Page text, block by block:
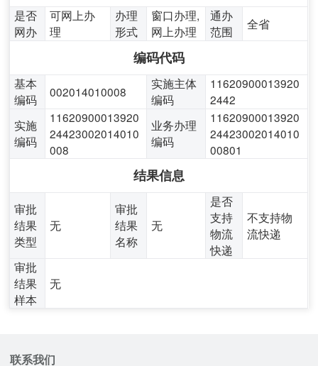
是否
网办
可网上办
理
办理
形式
窗口办理,
网上办理
通办
范围
全省
编码代码
基本
编码
002014010008
实施主体
编码
11620900013920
2442
实施
编码
11620900013920
24423002014010
008
业务办理
编码
11620900013920
24423002014010
00801
结果信息
审批
结果
类型
无
审批
结果
名称
无
是否
支持
物流
快递
不支持物
流快递
审批
结果
样本
无
联系我们